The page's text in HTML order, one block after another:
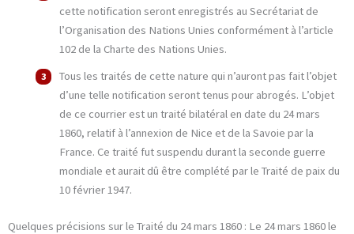
cette notification seront enregistrés au Secrétariat de
l’Organisation des Nations Unies conformément à l’article
102 de la Charte des Nations Unies.
Tous les traités de cette nature qui n’auront pas fait l’objet
d’une telle notification seront tenus pour abrogés. L’objet
de ce courrier est un traité bilatéral en date du 24 mars
1860, relatif à l’annexion de Nice et de la Savoie par la
France. Ce traité fut suspendu durant la seconde guerre
mondiale et aurait dû être complété par le Traité de paix du
10 février 1947.
Quelques précisions sur le Traité du 24 mars 1860 : Le 24 mars 1860 le